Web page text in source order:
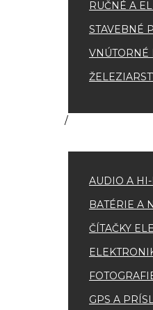
RUČNÉ A
STAVEBNÉ
VNÚTORNÉ
AUDIO A
BATÉRIE A
ČÍTAČKY
GPS A